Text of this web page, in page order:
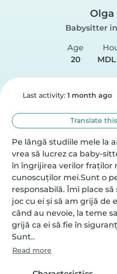
Olga
Babysitter
Age
20
Last activity: 1 month ago
Translate
Pe lângă studiile mele la
vrea să lucrez ca baby-
în îngrijirea verilor fraților
cunoscuților mei.Sunt o
responsabilă. Îmi place
joc cu ei și să am grijă de
când au nevoie, la teme
grijă ca ei să fie în
Sunt..
Read more